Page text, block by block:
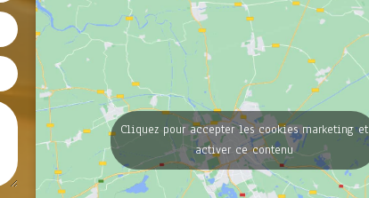
Cliquez pour accepter les cookies marketing et
activer ce contenu